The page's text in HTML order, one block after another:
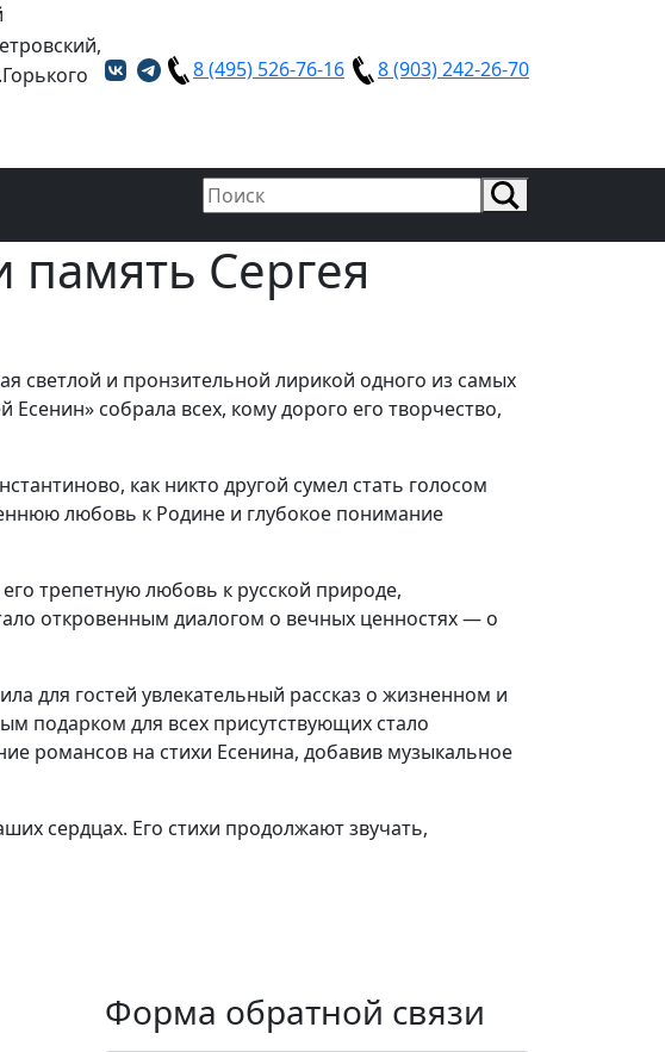
8 (495) 526-76-16 8 (903) 242-26-70
память Сергея
светлой и пронзительной лирикой одного из самых
собрала всех, кому дорого его творчество,
как никто другой сумел стать голосом
любовь к Родине и глубокое понимание
трепетную любовь к русской природе,
откровенным диалогом о вечных ценностях — о
для гостей увлекательный рассказ о жизненном и
подарком для всех присутствующих стало
романсов на стихи Есенина, добавив музыкальное
сердцах. Его стихи продолжают звучать,
Форма обратной связи